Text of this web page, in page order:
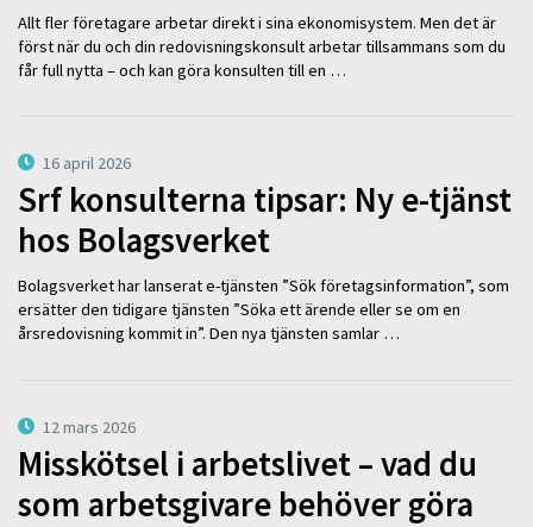
Allt fler företagare arbetar direkt i sina ekonomisystem. Men det är
först när du och din redovisningskonsult arbetar tillsammans som du
får full nytta – och kan göra konsulten till en …
16 april 2026
Srf konsulterna tipsar: Ny e-tjänst
hos Bolagsverket
Bolagsverket har lanserat e-tjänsten ”Sök företagsinformation”, som
ersätter den tidigare tjänsten ”Söka ett ärende eller se om en
årsredovisning kommit in”. Den nya tjänsten samlar …
12 mars 2026
Misskötsel i arbetslivet – vad du
som arbetsgivare behöver göra